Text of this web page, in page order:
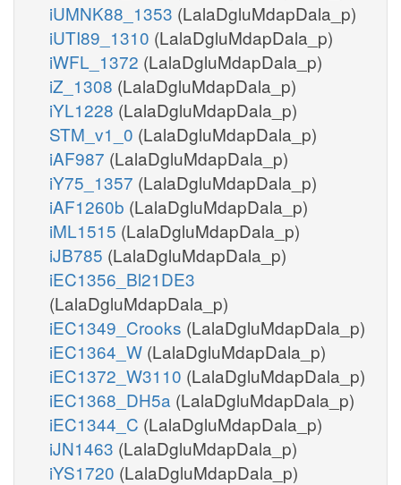
iUMNK88_1353 (LalaDgluMdapDala_p)
iUTI89_1310 (LalaDgluMdapDala_p)
iWFL_1372 (LalaDgluMdapDala_p)
iZ_1308 (LalaDgluMdapDala_p)
iYL1228 (LalaDgluMdapDala_p)
STM_v1_0 (LalaDgluMdapDala_p)
iAF987 (LalaDgluMdapDala_p)
iY75_1357 (LalaDgluMdapDala_p)
iAF1260b (LalaDgluMdapDala_p)
iML1515 (LalaDgluMdapDala_p)
iJB785 (LalaDgluMdapDala_p)
iEC1356_Bl21DE3
(LalaDgluMdapDala_p)
iEC1349_Crooks (LalaDgluMdapDala_p)
iEC1364_W (LalaDgluMdapDala_p)
iEC1372_W3110 (LalaDgluMdapDala_p)
iEC1368_DH5a (LalaDgluMdapDala_p)
iEC1344_C (LalaDgluMdapDala_p)
iJN1463 (LalaDgluMdapDala_p)
iYS1720 (LalaDgluMdapDala_p)